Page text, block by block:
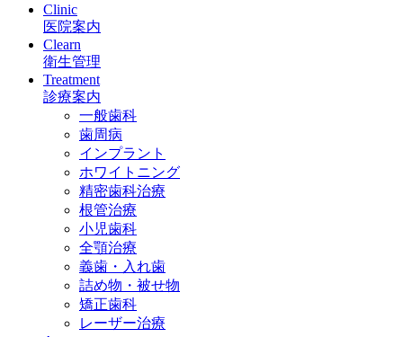
Clinic
医院案内
Clearn
衛生管理
Treatment
診療案内
一般歯科
歯周病
インプラント
ホワイトニング
精密歯科治療
根管治療
小児歯科
全顎治療
義歯・入れ歯
詰め物・被せ物
矯正歯科
レーザー治療